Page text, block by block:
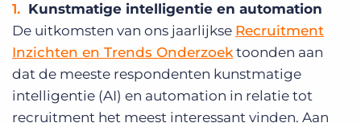
Kunstmatige intelligentie en automation
De uitkomsten van ons jaarlijkse Recruitment
Inzichten en Trends Onderzoektoonden aan
dat de meeste respondenten kunstmatige
intelligentie (AI) en automation in relatie tot
recruitment het meest interessant vinden. Aan